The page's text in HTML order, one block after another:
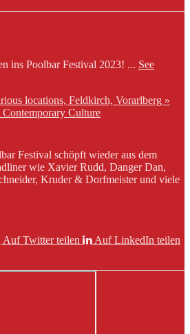
ins Poolbar Festival 2023! ... See
locations, Feldkirch, Vorarlberg »
Culture
Festival schöpft wieder aus dem
wie Xavier Rudd, Danger Dan,
Kruder & Dorfmeister und viele
Auf Twitter teilen
Auf LinkedIn teilen